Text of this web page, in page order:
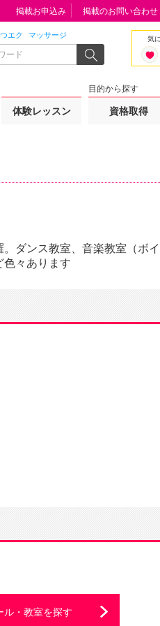
こちらから
エク マッサージ 気
体験レッスン
目的から探す
資格取得
掲載お申込み 掲載のお問い合わせ
ダンス教室、音楽教室（ボ
色々あります
ル・教室を探す